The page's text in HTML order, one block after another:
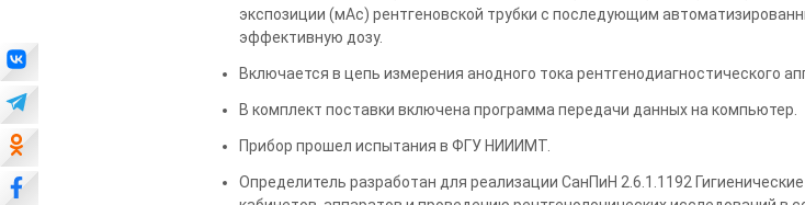
экспозиции (мАс) рентгеновской трубки с последующим
эффективную дозу.
Включается в цепь измерения анодного тока рентгенодиагностического
В комплект поставки включена программа передачи данных на компьютер.
Прибор прошел испытания в ФГУ НИИИМТ.
Определитель разработан для реализации СанПиН 2.6.1.1192